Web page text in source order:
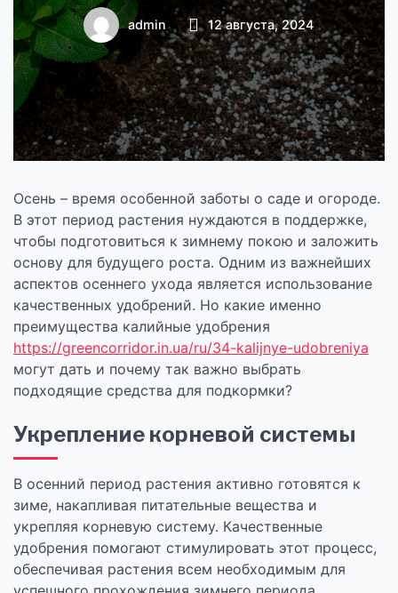
удобрений в
осенний период
admin 12 августа, 2024
Осень – время особенной заботы о саде и огороде.
В этот период растения нуждаются в поддержке,
чтобы подготовиться к зимнему покою и заложить
основу для будущего роста. Одним из важнейших
аспектов осеннего ухода является использование
качественных удобрений. Но какие именно
преимущества калийные удобрения
https://greencorridor.in.ua/ru/34-kalijnye-udobreniya
могут дать и почему так важно выбрать
подходящие средства для подкормки?
Укрепление корневой системы
В осенний период растения активно готовятся к
зиме, накапливая питательные вещества и
укрепляя корневую систему. Качественные
удобрения помогают стимулировать этот процесс,
обеспечивая растения всем необходимым для